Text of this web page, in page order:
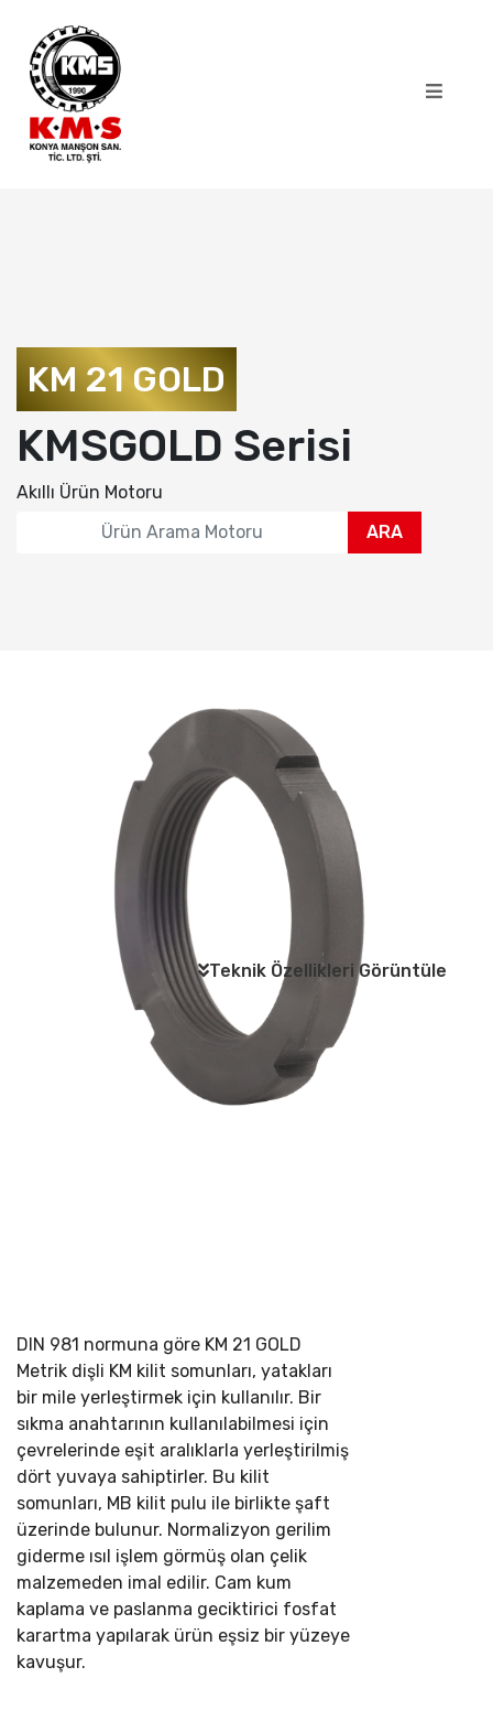
Teknik Özellikleri Görüntüle
KM 21 GOLD
KMSGOLD Serisi
Akıllı Ürün Motoru
ARA
DIN 981 normuna göre KM 21 GOLD
Metrik dişli KM kilit somunları, yatakları
bir mile yerleştirmek için kullanılır. Bir
sıkma anahtarının kullanılabilmesi için
çevrelerinde eşit aralıklarla yerleştirilmiş
dört yuvaya sahiptirler. Bu kilit
somunları, MB kilit pulu ile birlikte şaft
üzerinde bulunur. Normalizyon gerilim
giderme ısıl işlem görmüş olan çelik
malzemeden imal edilir. Cam kum
kaplama ve paslanma geciktirici fosfat
karartma yapılarak ürün eşsiz bir yüzeye
kavuşur.